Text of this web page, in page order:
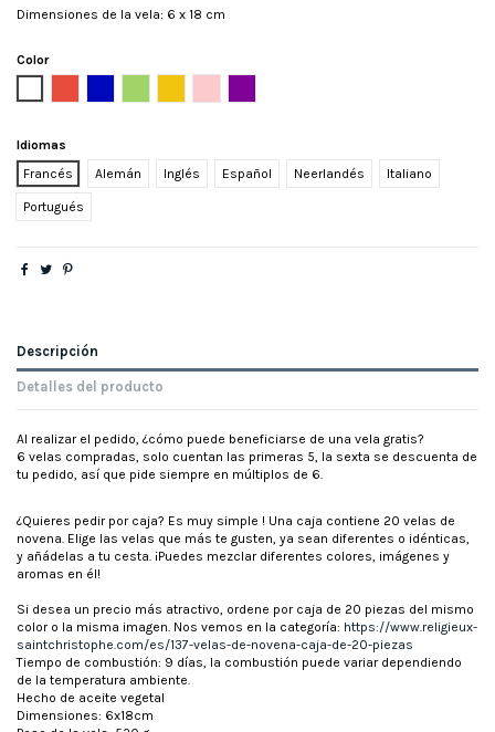
Dimensiones de la vela: 6 x 18 cm
Color
Idiomas
Francés
Alemán Inglés Español Neerlandés Italiano
Portugués
Descripción
Detalles del producto
Al realizar el pedido, ¿cómo puede beneficiarse de una vela gratis?
6 velas compradas, solo cuentan las primeras 5, la sexta se descuenta de
tu pedido, así que pide siempre en múltiplos de 6.
¿Quieres pedir por caja? Es muy simple ! Una caja contiene 20 velas de
novena. Elige las velas que más te gusten, ya sean diferentes o idénticas,
y añádelas a tu cesta. ¡Puedes mezclar diferentes colores, imágenes y
aromas en él!
Si desea un precio más atractivo, ordene por caja de 20 piezas del mismo
color o la misma imagen. Nos vemos en la categoría: https://www.religieux-
saintchristophe.com/es/137-velas-de-novena-caja-de-20-piezas
Tiempo de combustión: 9 días, la combustión puede variar dependiendo
de la temperatura ambiente.
Hecho de aceite vegetal
Dimensiones: 6x18cm